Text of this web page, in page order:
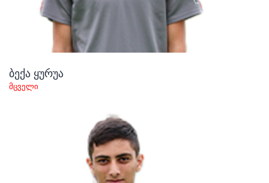
ბექა ყურუა
მცველი